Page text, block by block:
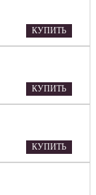
КУПИТЬ
КУПИТЬ
КУПИТЬ